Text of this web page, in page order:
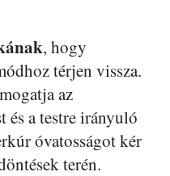
, hogy
térjen vissza.
az
és a testre irányuló
óvatosságot kér
terén.